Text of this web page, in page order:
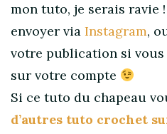
mon tuto, je serais ravie
envoyer via Instagram,
votre publication si
sur votre compte
Si ce tuto du chapeau
d’autres tuto crochet